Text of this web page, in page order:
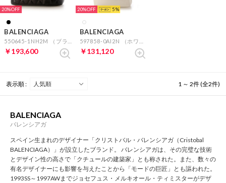
20%
BALENCIAGA
￥193,600
20% 5
BALENCIAGA
￥131,120
表示順 : 1 ～ 2件 (全2件)
BALENCIAGA
バレンシアガ
スペイン生まれのデザイナー「クリストバル・バレンシアガ（Cristobal
BALENCIAGA）」が設立したブランド。 バレンシアガは、その完璧な技術
とデザイン性の高さで「クチュールの建築家」とも称された。また、数々の
有名デザイナーにも影響を与えたことから「モードの巨匠」とも謳われた。
1993SS～1997AWまでジョセフュス・メルキオール・ティミスターがデザ